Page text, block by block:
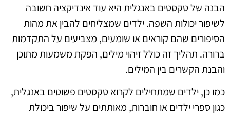
הבנה של טקסטים באנגלית היא עוד אינדיקציה חשובה
לשיפור יכולות השפה. ילדים שמצליחים להבין את מהות
הסיפורים שהם קוראים או שומעים, מצביעים על התקדמות
ברורה. תהליך זה כולל זיהוי מילים, הפקת משמעות מתוכן
והבנת הקשרים בין המילים.
כמו כן, ילדים שמתחילים לקרוא טקסטים פשוטים באנגלית,
כגון ספרי ילדים או חוברות, מאותתים על שיפור ביכולת